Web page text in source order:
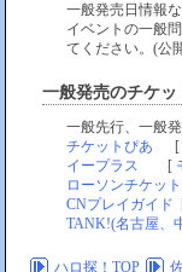
一般発売日情報
イベントの一般
てください。(公
一般発売のチケッ
一般先行、一般
チケットぴあ [
イープラス [
ローソンチケット
CNプレイガイド
TANK!(名古屋、
ハロ探！TOP